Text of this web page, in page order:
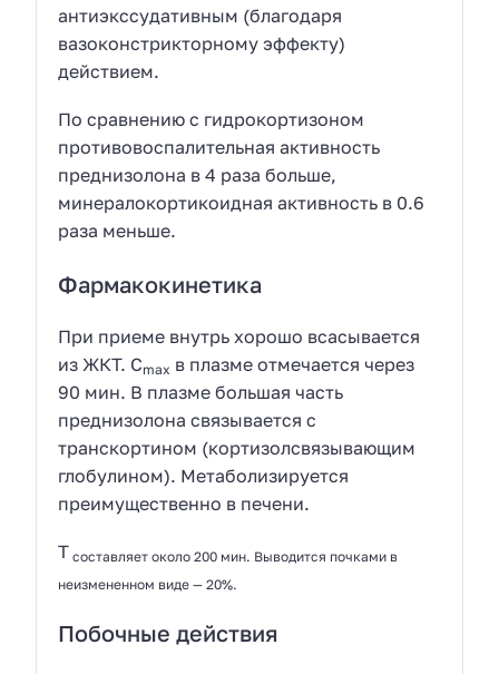
антиэкссудативным (благодаря
вазоконстрикторному эффекту)
действием.
По сравнению с гидрокортизоном
противовоспалительная активность
преднизолона в 4 раза больше,
минералокортикоидная активность в 0.6
раза меньше.
Фармакокинетика
При приеме внутрь хорошо всасывается
из ЖКТ. Cmax в плазме отмечается через
90 мин. В плазме большая часть
преднизолона связывается с
транскортином (кортизолсвязывающим
глобулином). Метаболизируется
преимущественно в печени.
T составляет около 200 мин. Выводится почками в
неизмененном виде — 20%.
Побочные действия